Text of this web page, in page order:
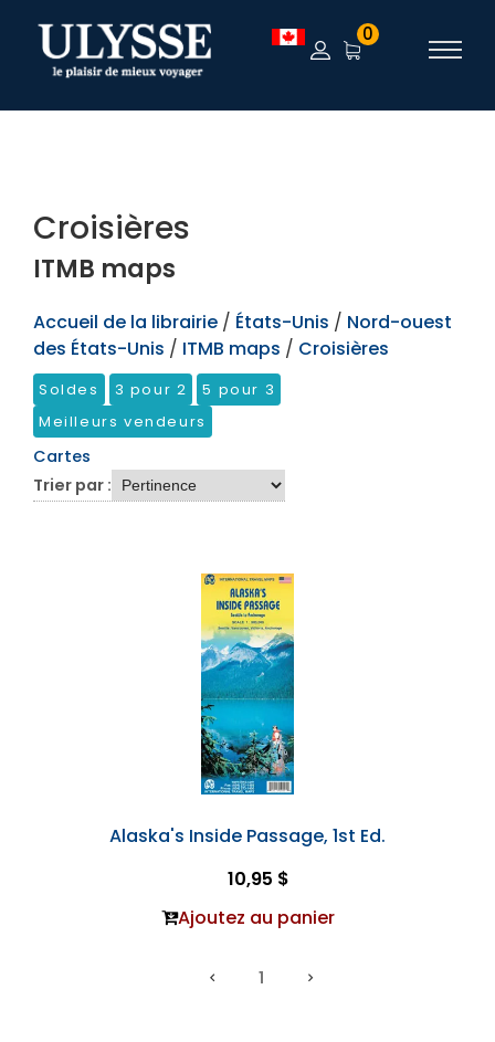
TEST 0
Croisières
ITMB maps
Accueil de la librairie / États-Unis / Nord-ouest
des États-Unis / ITMB maps / Croisières
Soldes 3 pour 2
5 pour 3
Meilleurs vendeurs
Cartes
Trier par :
Alaska's Inside Passage, 1st Ed.
10,95 $
Ajoutez au panier
1